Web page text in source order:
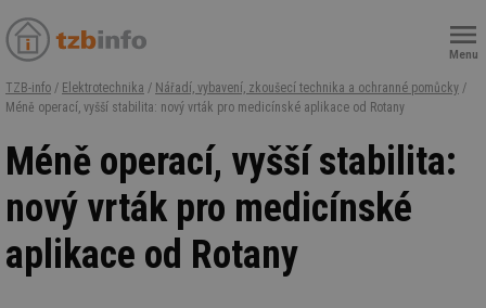
Menu
TZB-info / Elektrotechnika / Nářadí, vybavení, zkoušecí technika a ochranné pomůcky /
Méně operací, vyšší stabilita: nový vrták pro medicínské aplikace od Rotany
Méně operací, vyšší stabilita:
nový vrták pro medicínské
aplikace od Rotany